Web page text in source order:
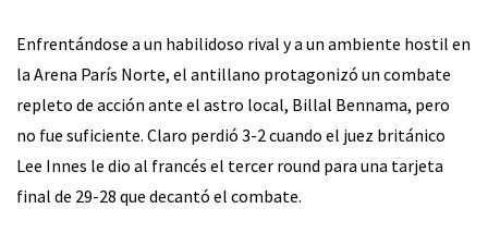
Enfrentándose a un habilidoso rival y a un ambiente hostil en
la Arena París Norte, el antillano protagonizó un combate
repleto de acción ante el astro local, Billal Bennama, pero
no fue suficiente. Claro perdió 3-2 cuando el juez británico
Lee Innes le dio al francés el tercer round para una tarjeta
final de 29-28 que decantó el combate.